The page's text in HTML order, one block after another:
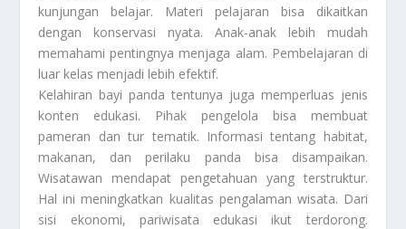
kunjungan belajar. Materi pelajaran bisa dikaitkan
dengan konservasi nyata. Anak-anak lebih mudah
memahami pentingnya menjaga alam. Pembelajaran di
luar kelas menjadi lebih efektif.
Kelahiran bayi panda tentunya juga memperluas jenis
konten edukasi. Pihak pengelola bisa membuat
pameran dan tur tematik. Informasi tentang habitat,
makanan, dan perilaku panda bisa disampaikan.
Wisatawan mendapat pengetahuan yang terstruktur.
Hal ini meningkatkan kualitas pengalaman wisata. Dari
sisi ekonomi, pariwisata edukasi ikut terdorong.